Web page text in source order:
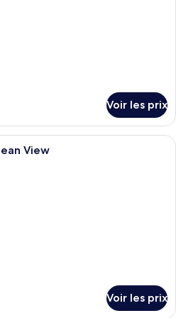
Voir les prix
Une chambre à coucher moderne
View
Voir les prix